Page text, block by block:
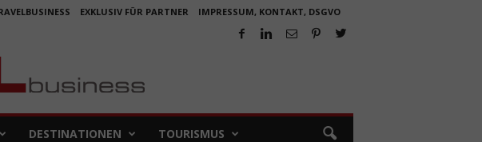
EXKLUSIV FÜR PARTNER IMPRESSUM, KONTAKT, DSGVO
DESTINATIONEN TOURISMUS